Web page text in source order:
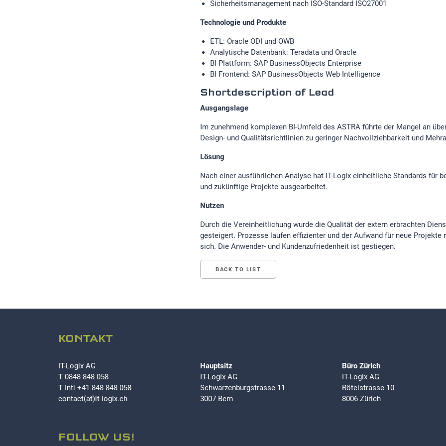
Sicherheitsmanagement nach ISO-Standard ISO27001
Technologie und Produkte
ETL: Oracle ODI und OWB
Analytische Datenbank: Teradata und Oracle
BI Plattform: SAP BusinessObjects Enterprise
BI Frontend: SAP BusinessObjects Web Intelligence
Shortdescription of Lead
Ausgangslage
Im zunehmend komplexen BI-Umfeld des ASTRA führte der Mangel an
Design- und Qualitätsrichtlinien zu geringer Nachvollziehbarkeit und
Lösung
Nach einer ausführlichen Analyse hat IT-Logix einheitliche Standards für
und zukünftige Projekte ausgearbeitet.
Nutzen
Durch die Vereinheitlichung wurde die Qualität der extern erbrachten
gesteigert. Prozesse laufen effizienter und der Aufwand für neue Projekte
sich. Die Anwender- und Kundenzufriedenheit ist gestiegen.
BACK TO LIST
KONTAKT
IT-Logix AG
T 0848 848 058
T Intl +41 848 848 058
contact(at)it-logix.ch
Hauptsitz
IT-Logix AG
Schwarzenburgstrasse 11
3007 Bern
Büro Zürich
IT-Logix AG
Rötelstrasse 10
8006 Zürich
FOLLOW US!